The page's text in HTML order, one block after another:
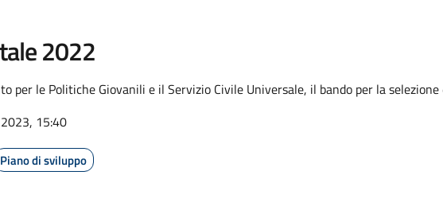
2022
per le Politiche Giovanili e il Servizio Civile Universale, il bando per la
15:40
Piano di sviluppo